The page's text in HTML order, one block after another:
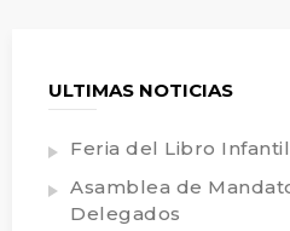
ULTIMAS NOTICIAS
Feria del Libro Infantil
Asamblea de
Delegados